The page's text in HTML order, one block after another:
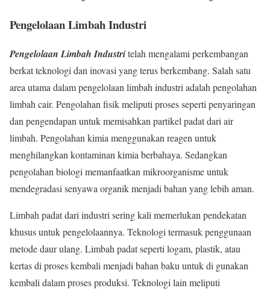
Pengelolaan Limbah Industri
Pengelolaan Limbah Industritelah mengalami perkembangan
berkat teknologi dan inovasi yang terus berkembang. Salah satu
area utama dalam pengelolaan limbah industri adalah pengolahan
limbah cair. Pengolahan fisik meliputi proses seperti penyaringan
dan pengendapan untuk memisahkan partikel padat dari air
limbah. Pengolahan kimia menggunakan reagen untuk
menghilangkan kontaminan kimia berbahaya. Sedangkan
pengolahan biologi memanfaatkan mikroorganisme untuk
mendegradasi senyawa organik menjadi bahan yang lebih aman.
Limbah padat dari industri sering kali memerlukan pendekatan
khusus untuk pengelolaannya. Teknologi termasuk penggunaan
metode daur ulang. Limbah padat seperti logam, plastik, atau
kertas di proses kembali menjadi bahan baku untuk di gunakan
kembali dalam proses produksi. Teknologi lain meliputi